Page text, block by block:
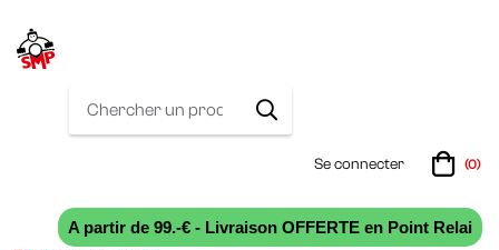
Se connecter (0)
A partir de 99.-€ - Livraison OFFERTE en Point Relai